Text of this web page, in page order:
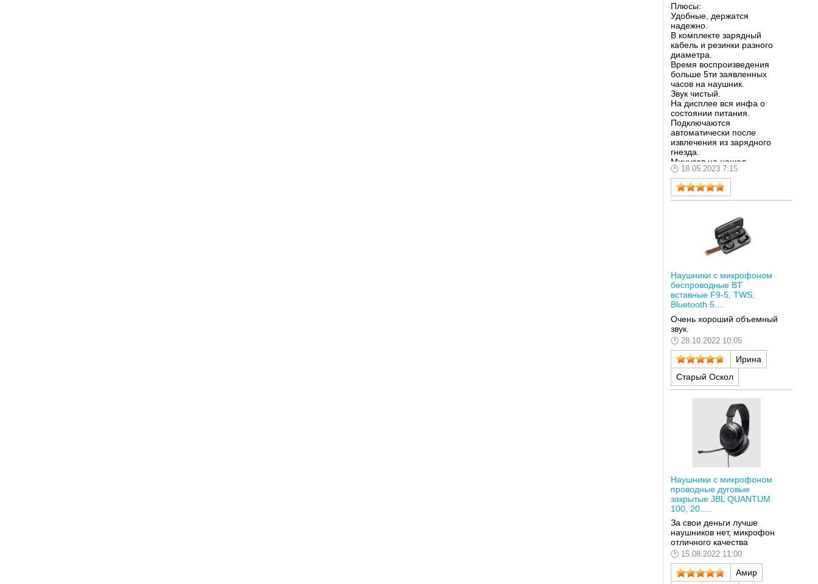
Плюсы:
Удобные, держатся
надежно.
В комплекте зарядный
кабель и резинки разного
диаметра.
Время воспроизведения
больше 5ти заявленных
часов на наушник.
Звук чистый.
На дисплее вся инфа о
состоянии питания.
Подключаются
автоматически после
извлечения из зарядного
гнезда.
Минусов не нашел.
Вызывает сомнения
функция пауербанка, ибо
емкость батареи кейса +-
950 мА/ч.
18.05.2023 7:15
Наушники с микрофоном
беспроводные BT
вставные F9-5, TWS,
Bluetooth 5....
Очень хороший объемный
звук.
28.10.2022 10:05
Ирина
Старый Оскол
Наушники с микрофоном
проводные дуговые
закрытые JBL QUANTUM
100, 20.....
За свои деньги лучше
наушников нет, микрофон
отличного качества
15.08.2022 11:00
Амир